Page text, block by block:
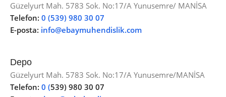
Güzelyurt Mah. 5783 Sok. No:17/A Yunusemre/ MANİSA
Telefon: 0 (539) 980 30 07
E-posta: info@ebaymuhendislik.com
Depo
Güzelyurt Mah. 5783 Sok. No:17/A Yunusemre/MANİSA
Telefon: 0 (539) 980 30 07